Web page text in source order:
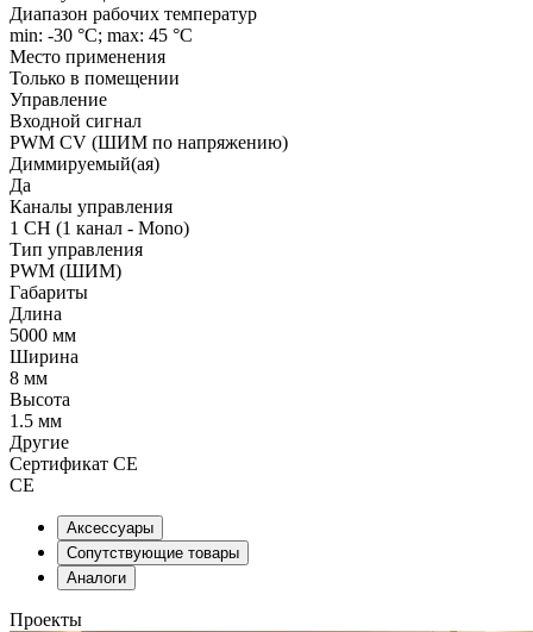
Диапазон рабочих температур
min: -30 °C; max: 45 °C
Место применения
Только в помещении
Управление
Входной сигнал
PWM СV (ШИМ по напряжению)
Диммируемый(ая)
Да
Каналы управления
1 CH (1 канал - Mono)
Тип управления
PWM (ШИМ)
Габариты
Длина
5000 мм
Ширина
8 мм
Высота
1.5 мм
Другие
Сертификат CE
CE
Аксессуары
Сопутствующие товары
Аналоги
Проекты